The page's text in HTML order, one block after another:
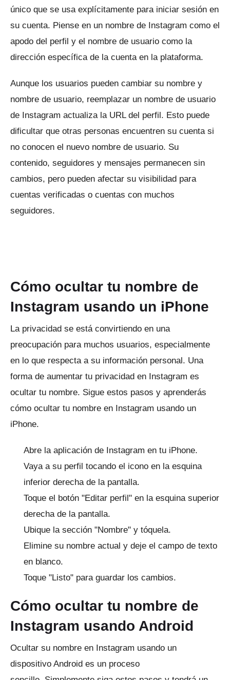
único que se usa explícitamente para iniciar sesión en
su cuenta. Piense en un nombre de Instagram como el
apodo del perfil y el nombre de usuario como la
dirección específica de la cuenta en la plataforma.
Aunque los usuarios pueden cambiar su nombre y
nombre de usuario, reemplazar un nombre de usuario
de Instagram actualiza la URL del perfil. Esto puede
dificultar que otras personas encuentren su cuenta si
no conocen el nuevo nombre de usuario. Su
contenido, seguidores y mensajes permanecen sin
cambios, pero pueden afectar su visibilidad para
cuentas verificadas o cuentas con muchos
seguidores.
Cómo ocultar tu nombre de
Instagram usando un iPhone
La privacidad se está convirtiendo en una
preocupación para muchos usuarios, especialmente
en lo que respecta a su información personal. Una
forma de aumentar tu privacidad en Instagram es
ocultar tu nombre. Sigue estos pasos y aprenderás
cómo ocultar tu nombre en Instagram usando un
iPhone.
Abre la aplicación de Instagram en tu iPhone.
Vaya a su perfil tocando el icono en la esquina
inferior derecha de la pantalla.
Toque el botón "Editar perfil" en la esquina superior
derecha de la pantalla.
Ubique la sección "Nombre" y tóquela.
Elimine su nombre actual y deje el campo de texto
en blanco.
Toque "Listo" para guardar los cambios.
Cómo ocultar tu nombre de
Instagram usando Android
Ocultar su nombre en Instagram usando un
dispositivo Android es un proceso